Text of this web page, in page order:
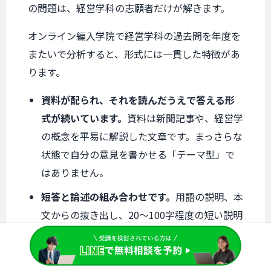
の問題は、経営学科の志願者だけが解きます。
オンライン編入学院で経営学科の過去問を年度を
またいで分析すると、形式には一貫した特徴があ
ります。
資料が配られ、それを読んだうえで答える形
式が続いています。 資料は新聞記事や、経営学
の概念を平易に解説した文章です。まっさらな
状態で自分の意見を書かせる「テーマ型」で
はありません。
短答と論述の組み合わせです。 用語の説明、本
文からの抜き出し、20〜100字程度の短い説明
といった設問と、最後に置かれる長めの論述
が同居します。1問だけ書けばよい試験ではあ